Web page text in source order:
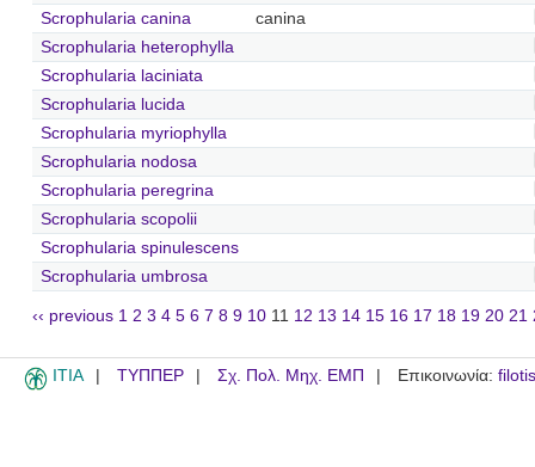
Scrophularia canina
canina
Scrophularia heterophylla
Scrophularia laciniata
Scrophularia lucida
Scrophularia myriophylla
Scrophularia nodosa
Scrophularia peregrina
Scrophularia scopolii
Scrophularia spinulescens
Scrophularia umbrosa
‹‹ previous 1 2 3 4 5 6 7 8 9 10 11 12 13 14 15 16 17 18 19 20 21
ITIA ΤΥΠΠΕΡ Σχ. Πολ. Μηχ. ΕΜΠ Επικοινωνία: